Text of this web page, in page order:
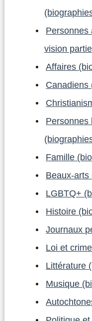
Personnes
vision
Affaires
Canadiens
Personnes
Famille
Beaux-arts
LGBTQ+
Histoire
Journaux
Loi et
Littérature
Musique